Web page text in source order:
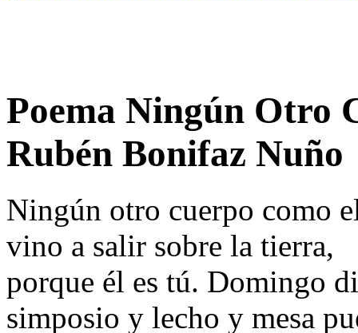
Poema Ningún Otro
Rubén Bonifaz Nuño
Ningún otro cuerpo como
vino a salir sobre la tierra,
porque él es tú. Domingo
simposio y lecho y mesa